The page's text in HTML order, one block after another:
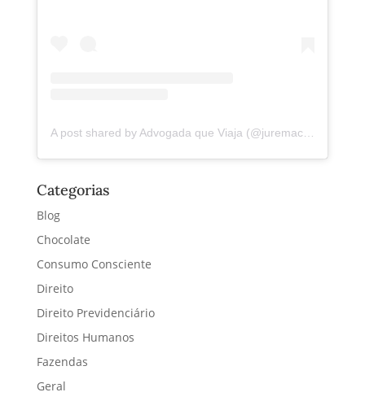
A post shared by Advogada que Viaja (@juremacintra)
Categorias
Blog
Chocolate
Consumo Consciente
Direito
Direito Previdenciário
Direitos Humanos
Fazendas
Geral